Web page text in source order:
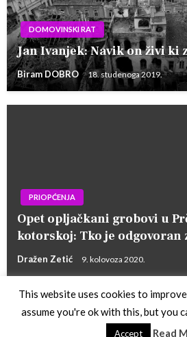
DOMOVINSKI RAT
Jan Ivanjek: Navik on živi ki
Biram DOBRO 18. studenoga 2019.
PRIOPĆENJA
Opet opljačkani grobovi u
kotorskoj: Tko je odgovoran
Dražen Zetić 9. kolovoza 2020.
Theme by Silk
This website uses cookies to
assume you're ok with this, but you
Accept Read